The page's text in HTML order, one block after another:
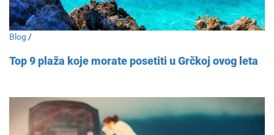
Blog /
Top 9 plaža koje morate posetiti u Grčkoj ovog leta